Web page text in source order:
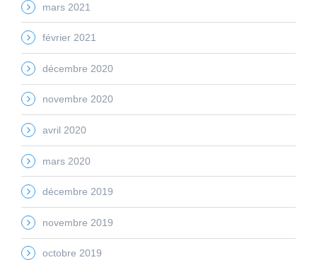
mars 2021
février 2021
décembre 2020
novembre 2020
avril 2020
mars 2020
décembre 2019
novembre 2019
octobre 2019